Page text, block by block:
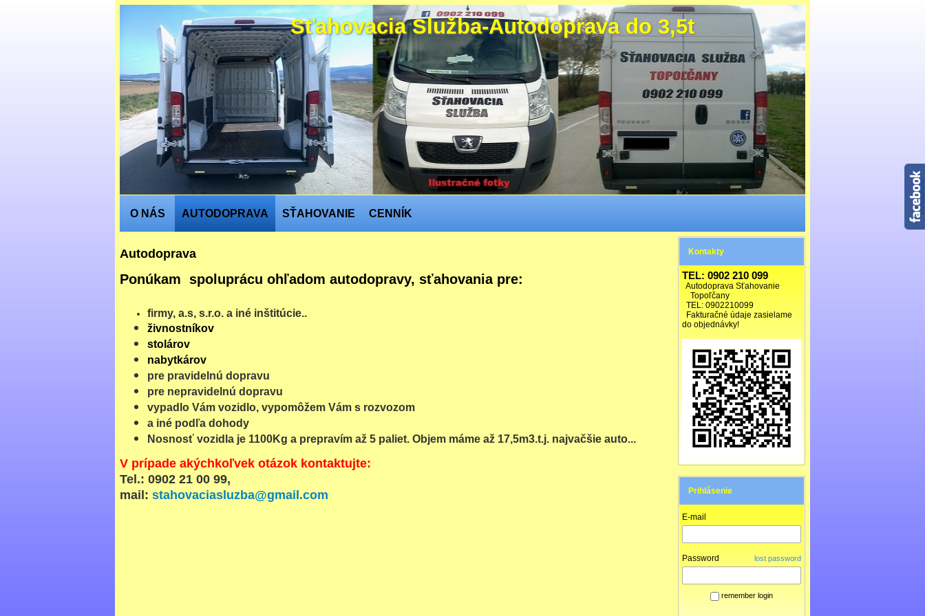
Sťahovacia Služba-Autodoprava do 3,5t
O NÁS AUTODOPRAVA SŤAHOVANIE CENNÍK
Kontakty
TEL: 0902 210 099
Autodoprava Sťahovanie
Topoľčany
TEL: 0902210099
Fakturačné údaje zasielame
do objednávky!
Prihlásenie
E-mail
Password lost password
remember login
Autodoprava
Ponúkam spoluprácu ohľadom autodopravy, sťahovania pre:
firmy, a.s, s.r.o. a iné inštitúcie..
živnostníkov
stolárov
nabytkárov
pre pravidelnú dopravu
pre nepravidelnú dopravu
vypadlo Vám vozidlo, vypomôžem Vám s rozvozom
a iné podľa dohody
Nosnosť vozidla je 1100Kg a prepravím až 5 paliet. Objem máme až 17,5m3.t.j. najvačšie auto...
V prípade akýchkoľvek otázok kontaktujte:
Tel.: 0902 21 00 99,
mail: stahovaciasluzba@gmail.com